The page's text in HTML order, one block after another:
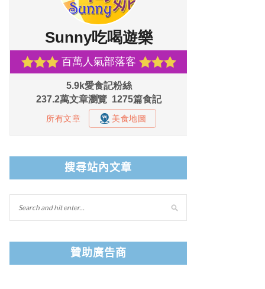
搜尋站內文章
贊助廣告商